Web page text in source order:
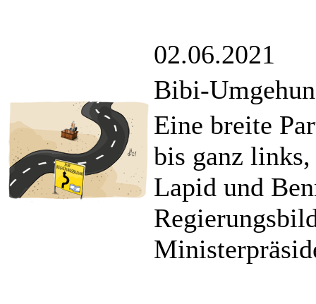
02.06.2021
Bibi-
Eine breite
bis ganz
Lapid und